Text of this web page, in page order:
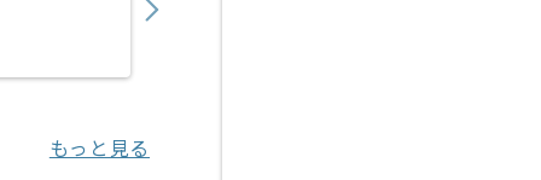
もっと見る